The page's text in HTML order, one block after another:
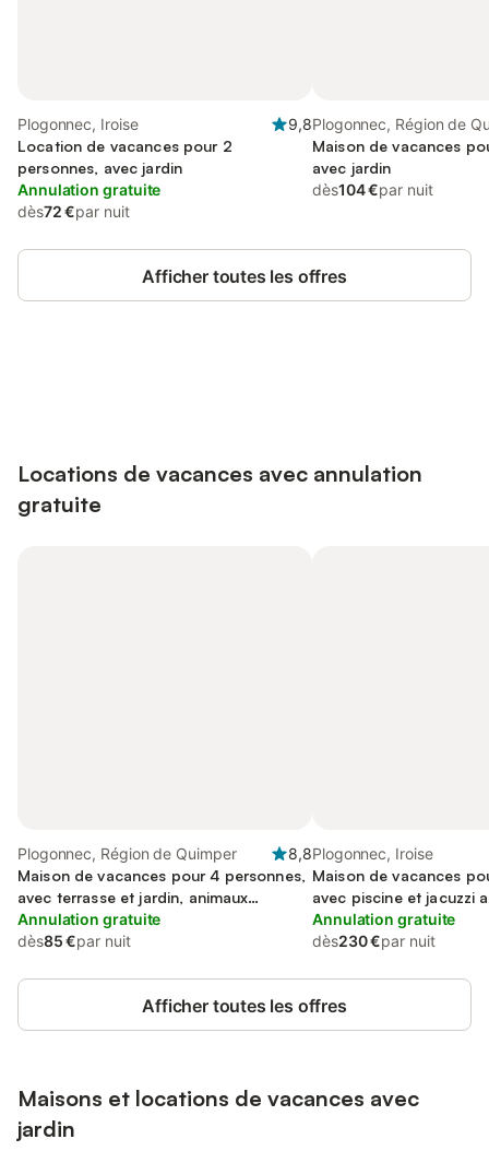
Plogonnec, Iroise
9,8
Location de vacances pour 2
personnes, avec jardin
Annulation gratuite
dès72 €par nuit
Plogonnec, Région de
Maison de vacances
avec jardin
dès104 €par nuit
Afficher toutes les offres
Locations de vacances avec annulation
gratuite
Plogonnec, Région de Quimper
8,8
Maison de vacances pour 4 personnes,
avec terrasse et jardin, animaux
acceptés
Annulation gratuite
dès85 €par nuit
Plogonnec, Iroise
Maison de vacances
avec piscine et jacuzzi
et terrasse
Annulation gratuite
dès230 €par nuit
Afficher toutes les offres
Maisons et locations de vacances avec
jardin